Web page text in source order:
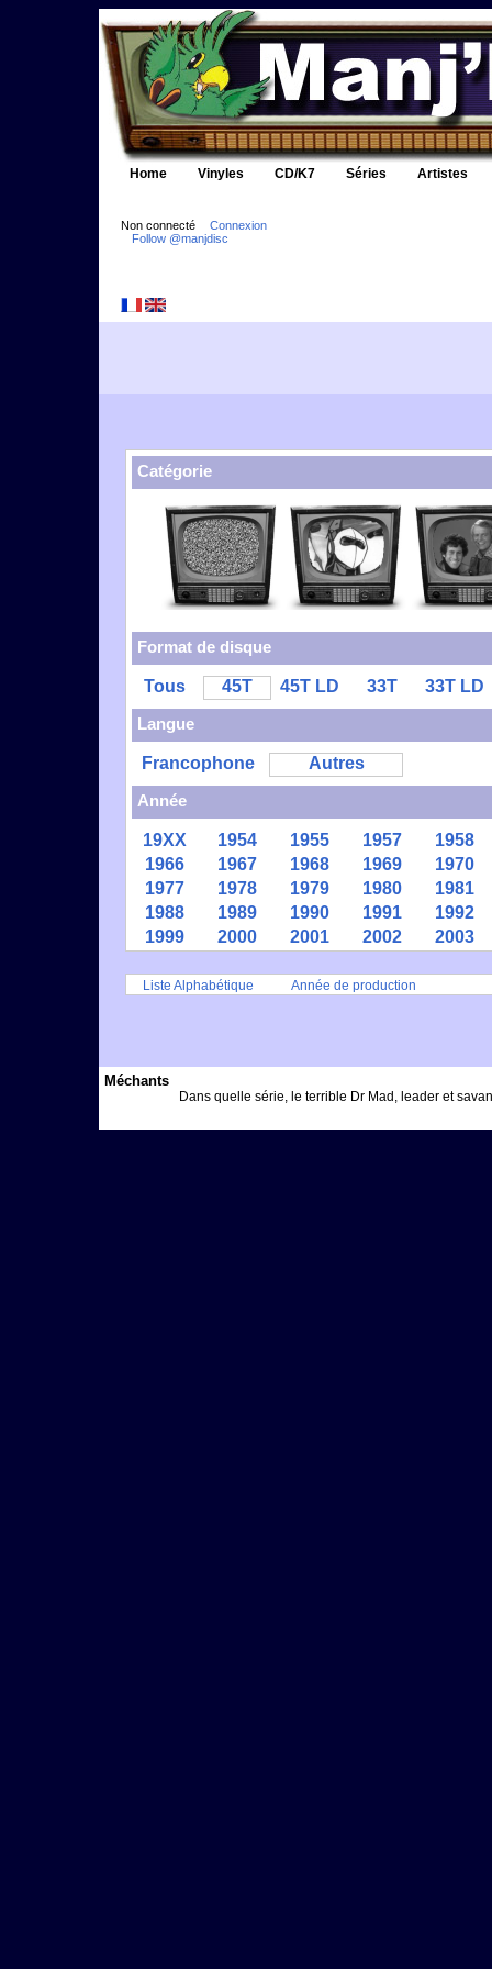
Home Vinyles CD/K7 Séries Artistes
Non connecté
Connexion
Follow @manjdisc
Catégorie
Format de disque
Tous 45T 45T LD 33T
33T LD
Langue
Francophone
Autres
Année
19XX 1954 1955 1957
1958
1966
1967 1968 1969
1970
1977
1978 1979 1980
1981
1988
1989 1990 1991
1992
1999
2000 2001 2002 2003
Liste Alphabétique Année de production
Méchants
Dans quelle série, le terrible Dr Mad, leader et